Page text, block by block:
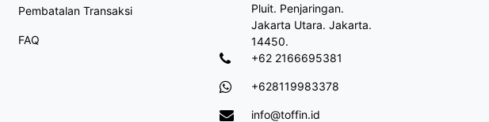
Pembatalan Transaksi
FAQ
Pluit. Penjaringan.
Jakarta Utara. Jakarta.
14450.
+62 2166695381
+628119983378
info@toffin.id